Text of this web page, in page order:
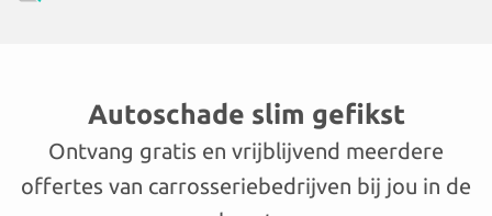
Autoschade slim gefikst
Ontvang gratis en vrijblijvend meerdere
offertes van carrosseriebedrijven bij jou in de